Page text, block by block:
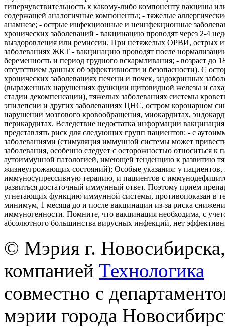
гиперчувствительность к какому-либо компоненту вакцины
содержащей аналогичные компоненты; - тяжелые
анамнезе; - острые инфекционные и неинфекционные
хронических заболеваний - вакцинацию проводят через 2-4
выздоровления или ремиссии. При нетяжелых ОРВИ, острых
заболеваниях ЖКТ - вакцинацию проводят после
беременность и период грудного вскармливания; - возраст до
отсутствием данных об эффективности и безопасности). С
хронических заболеваниях печени и почек, эндокринных
(выраженных нарушениях функции щитовидной железы и
стадии декомпенсации), тяжелых заболеваниях системы
эпилепсии и других заболеваниях ЦНС, остром коронарном
нарушении мозгового кровообращения, миокардитах,
перикардитах. Вследствие недостатка информации
представлять риск для следующих групп пациентов: - с
заболеваниями (стимуляция иммунной системы может
заболевания, особенно следует с осторожностью относиться к
аутоиммунной патологией, имеющей тенденцию к развитию
жизнеугрожающих состояний); Особые указания: у
иммуносупрессивную терапию, и пациентов с
развиться достаточный иммунный ответ. Поэтому прием
угнетающих функцию иммунной системы, противопоказан в
минимум, 1 месяца до и после вакцинации из-за риска
иммуногенности. Помните, что вакцинация необходима, с
абсолютного большинства вирусных инфекций, нет
© Мэрия г.
компанией Технологика
совместно с
мэрии города